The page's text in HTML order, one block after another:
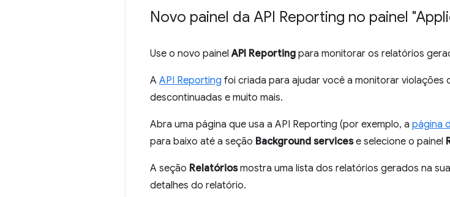
Novo painel da API Reporting no painel
Use o novo painelAPI Reporting para monitorar os relatórios
A API Reporting foi criada para ajudar você a monitorar violações
descontinuadas e muito mais.
Abra uma página que usa a API Reporting (por exemplo, a página
para baixo até a seção Background servicese selecione o painel
A seção Relatóriosmostra uma lista dos relatórios gerados na
detalhes do relatório.